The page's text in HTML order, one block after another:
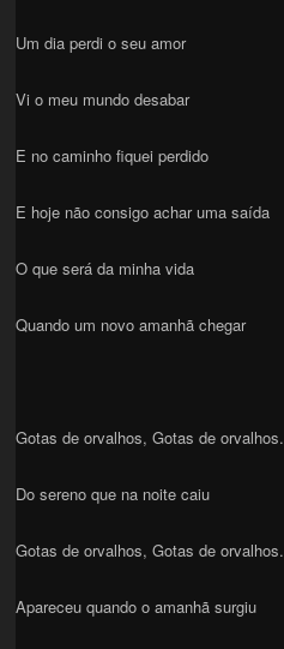
Um dia perdi o seu amor
Vi o meu mundo desabar
E no caminho fiquei perdido
E hoje não consigo achar uma saída
O que será da minha vida
Quando um novo amanhã chegar
Gotas de orvalhos, Gotas de orvalhos.
Do sereno que na noite caiu
Gotas de orvalhos, Gotas de orvalhos.
Apareceu quando o amanhã surgiu